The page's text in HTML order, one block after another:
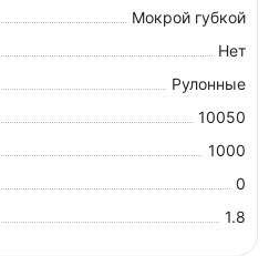
Мокрой губкой
Нет
Рулонные
10050
1000
0
1.8